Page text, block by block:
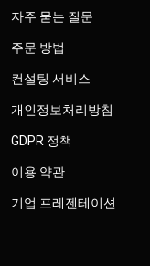
자주 묻는 질문
주문 방법
컨설팅 서비스
개인정보처리방침
GDPR 정책
이용 약관
기업 프레젠테이션